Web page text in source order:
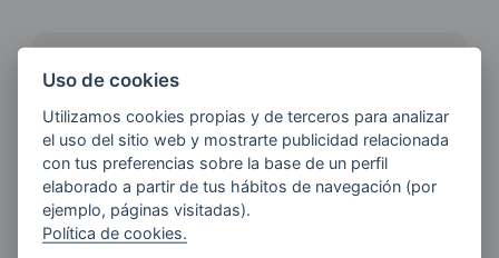
¿QUIERES ESTAR AL DÍA DE
ÚLTIMAS NOVEDADES?
E-MAIL
Uso de cookies
Utilizamos cookies propias y de terceros para analizar
el uso del sitio web y mostrarte publicidad relacionada
con tus preferencias sobre la base de un perfil
elaborado a partir de tus hábitos de navegación (por
ejemplo, páginas visitadas).
Política de cookies.